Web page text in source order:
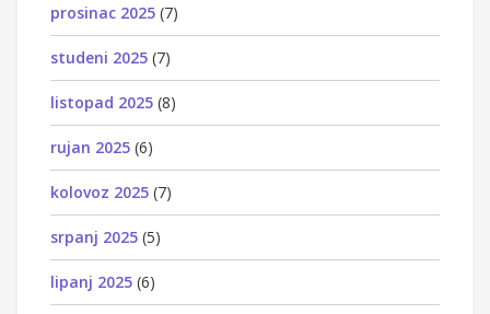
prosinac 2025 (7)
studeni 2025 (7)
listopad 2025 (8)
rujan 2025 (6)
kolovoz 2025 (7)
srpanj 2025 (5)
lipanj 2025 (6)